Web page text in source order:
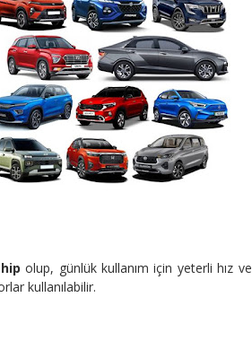
olup, günlük kullanım için yeterli hız ve
kullanılabilir.